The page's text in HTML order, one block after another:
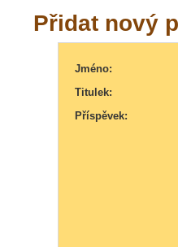
Přidat nový
Jméno:
Titulek:
Příspěvek: